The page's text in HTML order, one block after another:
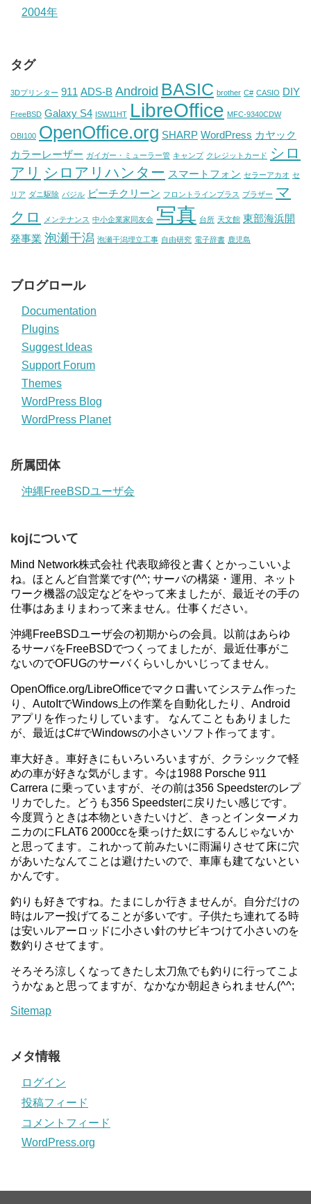
2004年
タグ
3Dプリンター 911 ADS-B Android BASIC brother C# CASIO DIY
FreeBSD Galaxy S4 ISW11HT LibreOffice MFC-9340CDW
OBI100 OpenOffice.org SHARP WordPress カヤック
カラーレーザー ガイガー・ミューラー管 キャンプ クレジットカード シロ
アリ シロアリハンター スマートフォン セラーアカオ セ
リア ダニ駆除 バジル ビーチクリーン フロントラインプラス ブラザー マ
クロ
メンテナンス 中小企業家同友会 写真 台所 天文館 東部海浜開
発事業 泡瀬干潟 泡瀬干潟埋立工事 自由研究 電子辞書 鹿児島
ブログロール
Documentation
Plugins
Suggest Ideas
Support Forum
Themes
WordPress Blog
WordPress Planet
所属団体
沖縄FreeBSDユーザ会
kojについて
Mind Network株式会社 代表取締役と書くとかっこいいよ
ね。ほとんど自営業です(^^; サーバの構築・運用、ネット
ワーク機器の設定などをやって来ましたが、最近その手の
仕事はあまりまわって来ません。仕事ください。
沖縄FreeBSDユーザ会の初期からの会員。以前はあらゆ
るサーバをFreeBSDでつくってましたが、最近仕事がこ
ないのでOFUGのサーバくらいしかいじってません。
OpenOffice.org/LibreOfficeでマクロ書いてシステム作った
り、AutoItでWindows上の作業を自動化したり、Android
アプリを作ったりしています。 なんてこともありました
が、最近はC#でWindowsの小さいソフト作ってます。
車大好き。車好きにもいろいろいますが、クラシックで軽
めの車が好きな気がします。今は1988 Porsche 911
Carrera に乗っていますが、その前は356 Speedsterのレプ
リカでした。どうも356 Speedsterに戻りたい感じです。
今度買うときは本物といきたいけど、きっとインターメカ
ニカのにFLAT6 2000ccを乗っけた奴にするんじゃないか
と思ってます。これかって前みたいに雨漏りさせて床に穴
があいたなんてことは避けたいので、車庫も建てないとい
かんです。
釣りも好きですね。たまにしか行きませんが。自分だけの
時はルアー投げてることが多いです。子供たち連れてる時
は安いルアーロッドに小さい針のサビキつけて小さいのを
数釣りさせてます。
そろそろ涼しくなってきたし太刀魚でも釣りに行ってこよ
うかなぁと思ってますが、なかなか朝起きられません(^^;
Sitemap
メタ情報
ログイン
投稿フィード
コメントフィード
WordPress.org